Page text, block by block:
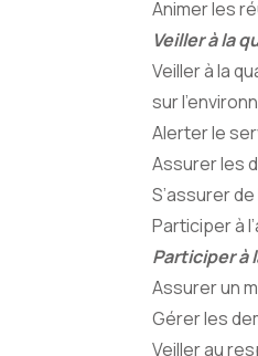
Animer les
Veiller à la
Veiller à la
sur
Alerter le
Assurer les
S’assurer
Participer à
Participer à
Assurer un
Gérer les
Veiller au